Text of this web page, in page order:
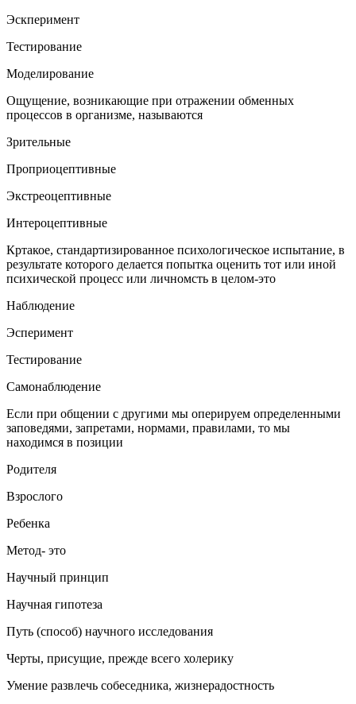
Эскперимент
Тестирование
Моделирование
Ощущение, возникающие при отражении обменных
процессов в организме, называются
Зрительные
Проприоцептивные
Экстреоцептивные
Интероцептивные
Кртакое, стандартизированное психологическое испытание, в
результате которого делается попытка оценить тот или иной
психической процесс или личномсть в целом-это
Наблюдение
Эсперимент
Тестирование
Самонаблюдение
Если при общении с другими мы оперируем определенными
заповедями, запретами, нормами, правилами, то мы
находимся в позиции
Родителя
Взрослого
Ребенка
Метод- это
Научный принцип
Научная гипотеза
Путь (способ) научного исследования
Черты, присущие, прежде всего холерику
Умение развлечь собеседника, жизнерадостность